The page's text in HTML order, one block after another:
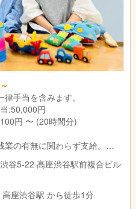
手当を含みます。
:50,000円
固定残業代: 43,100円 〜 (20時間分)
の有無に関わらず支給。
超えた場合は、別途割増賃金
。
り。
更はありません。
谷5-22 高座渋谷駅前複合ビル
座渋谷駅 から徒歩1分